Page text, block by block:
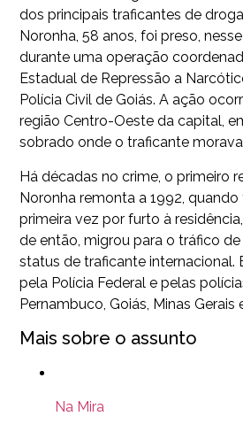
dos principais traficantes de
Noronha, 58 anos, foi preso,
durante uma operação
Estadual de Repressão a
Polícia Civil de Goiás. A ação
região Centro-Oeste da capital,
sobrado onde o traficante
Há décadas no crime, o primeiro
Noronha remonta a 1992,
primeira vez por furto à
de então, migrou para o tráfico
status de traficante internacional.
pela Polícia Federal e pelas
Pernambuco, Goiás, Minas Gerais
Mais sobre o assunto
Na Mira